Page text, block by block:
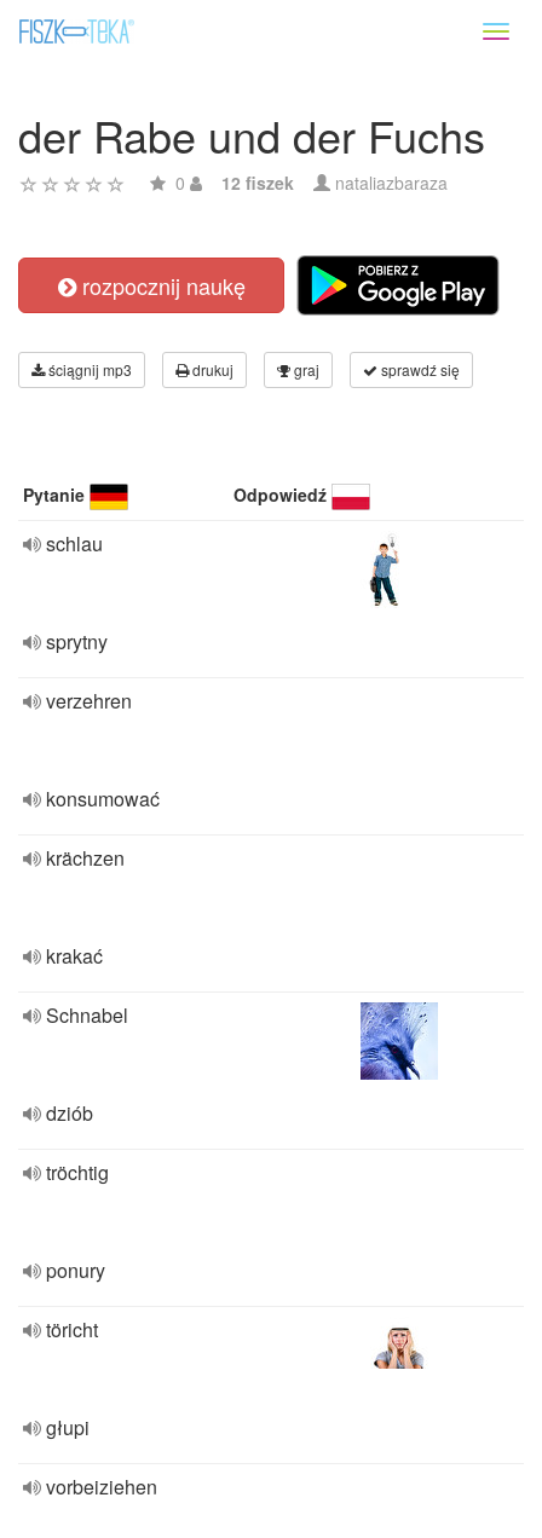
der Rabe und der Fuchs
0 12 fiszek nataliazbaraza
rozpocznij naukę
ściągnij mp3 drukuj graj sprawdź się
Pytanie Odpowiedź
schlau
sprytny
verzehren
konsumować
krächzen
krakać
Schnabel
dziób
tröchtig
ponury
töricht
głupi
vorbeiziehen